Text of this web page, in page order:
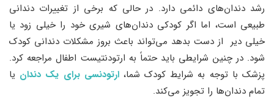
رشد دندان‌های دائمی دارد. در حالی که برخی از تغییرات دندانی
طبیعی است، اما اگر کودکی دندان‌های شیری خود را خیلی زود یا
خیلی دیر از دست بدهد می‌تواند باعث بروز مشکلات دندانی کودک
شود. در چنین شرایطی باید حتماً به ارتودنتیست اطفال مراجعه کرد.
پزشک با توجه به شرایط کودک شما،ارتودنسی برای یک دندان یا
تمام دندان‌ها را تجویز می‌کند.